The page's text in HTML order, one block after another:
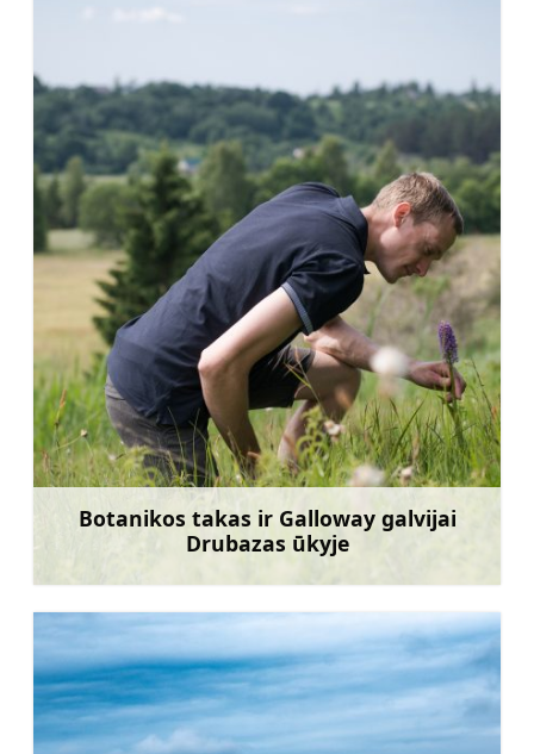
Botanikos takas ir Galloway galvijai
Drubazas ūkyje